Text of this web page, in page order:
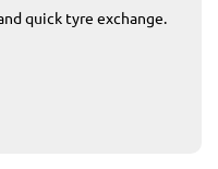
quick tyre exchange.